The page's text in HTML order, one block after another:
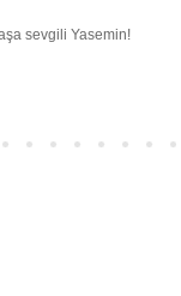
sevgili Yasemin!